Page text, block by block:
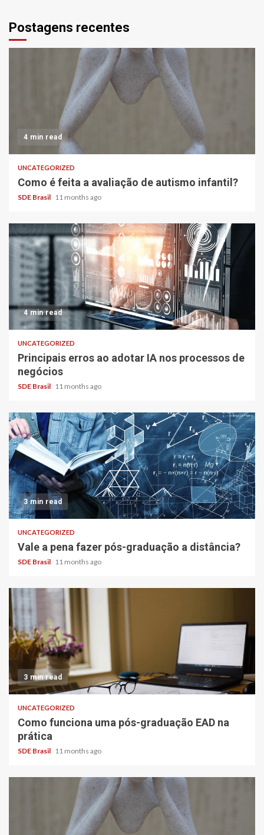
Postagens recentes
4 min read
UNCATEGORIZED
Como é feita a avaliação de autismo infantil?
SDE Brasil 11 months ago
4 min read
UNCATEGORIZED
Principais erros ao adotar IA nos processos de
negócios
SDE Brasil 11 months ago
3 min read
UNCATEGORIZED
Vale a pena fazer pós-graduação a distância?
SDE Brasil 11 months ago
3 min read
UNCATEGORIZED
Como funciona uma pós-graduação EAD na
prática
SDE Brasil 11 months ago